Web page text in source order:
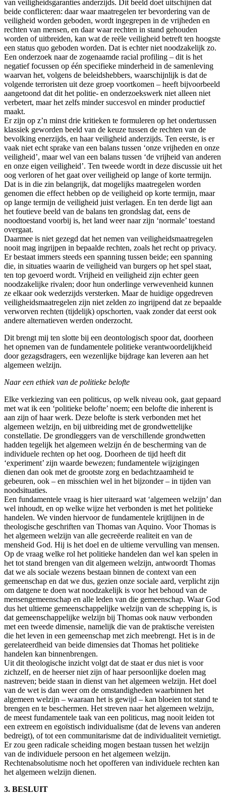
van veiligheidsgaranties anderzijds. Dit beeld doet uitschijnen dat
beide conflicteren: daar waar maatregelen ter bevordering van de
veiligheid worden geboden, wordt ingegrepen in de vrijheden en
rechten van mensen, en daar waar rechten in stand gehouden
worden of uitbreiden, kan wat de reële veiligheid betreft ten hoogste
een status quo geboden worden. Dat is echter niet noodzakelijk zo.
Een onderzoek naar de zogenaamde racial profiling – dit is het
negatief focussen op één specifieke minderheid in de samenleving
waarvan het, volgens de beleidshebbers, waarschijnlijk is dat de
volgende terroristen uit deze groep voortkomen – heeft bijvoorbeeld
aangetoond dat dit het politie- en onderzoekswerk niet alleen niet
verbetert, maar het zelfs minder succesvol en minder productief
maakt.
Er zijn op z’n minst drie kritieken te formuleren op het ondertussen
klassiek geworden beeld van de keuze tussen de rechten van de
bevolking enerzijds, en haar veiligheid anderzijds. Ten eerste, is er
vaak niet echt sprake van een balans tussen ‘onze vrijheden en onze
veiligheid’, maar wel van een balans tussen ‘de vrijheid van anderen
en onze eigen veiligheid’. Ten tweede wordt in deze discussie uit het
oog verloren of het gaat over veiligheid op lange of korte termijn.
Dat is in die zin belangrijk, dat mogelijks maatregelen worden
genomen die effect hebben op de veiligheid op korte termijn, maar
op lange termijn de veiligheid juist verlagen. En ten derde ligt aan
het foutieve beeld van de balans ten grondslag dat, eens de
noodtoestand voorbij is, het land weer naar zijn ‘normale’ toestand
overgaat.
Daarmee is niet gezegd dat het nemen van veiligheidsmaatregelen
nooit mag ingrijpen in bepaalde rechten, zoals het recht op privacy.
Er bestaat immers steeds een spanning tussen beide; een spanning
die, in situaties waarin de veiligheid van burgers op het spel staat,
ten top gevoerd wordt. Vrijheid en veiligheid zijn echter geen
noodzakelijke rivalen; door hun onderlinge verwevenheid kunnen
ze elkaar ook wederzijds versterken. Maar de huidige opgedreven
veiligheidsmaatregelen zijn niet zelden zo ingrijpend dat ze bepaalde
verworven rechten (tijdelijk) opschorten, vaak zonder dat eerst ook
andere alternatieven werden onderzocht.
Dit brengt mij ten slotte bij een deontologisch spoor dat, doorheen
het opnemen van de fundamentele politieke verantwoordelijkheid
door gezagsdragers, een wezenlijke bijdrage kan leveren aan het
algemeen welzijn.
Naar een ethiek van de politieke belofte
Elke verkiezing van een politicus, op welk niveau ook, gaat gepaard
met wat ik een ‘politieke belofte’ noem; een belofte die inherent is
aan zijn of haar werk. Deze belofte is sterk verbonden met het
algemeen welzijn, en bij uitbreiding met de grondwettelijke
constellatie. De grondleggers van de verschillende grondwetten
hadden tegelijk het algemeen welzijn én de bescherming van de
individuele rechten op het oog. Doorheen de tijd heeft dit
‘experiment’ zijn waarde bewezen; fundamentele wijzigingen
dienen dan ook met de grootste zorg en bedachtzaamheid te
gebeuren, ook – en misschien wel in het bijzonder – in tijden van
noodsituaties.
Een fundamentele vraag is hier uiteraard wat ‘algemeen welzijn’ dan
wel inhoudt, en op welke wijze het verbonden is met het politieke
handelen. We vinden hiervoor de fundamentele krijtlijnen in de
theologische geschriften van Thomas van Aquino. Voor Thomas is
het algemeen welzijn van alle gecreëerde realiteit en van de
mensheid God. Hij is het doel en de ultieme vervulling van mensen.
Op de vraag welke rol het politieke handelen dan wel kan spelen in
het tot stand brengen van dit algemeen welzijn, antwoordt Thomas
dat we als sociale wezens bestaan binnen de context van een
gemeenschap en dat we dus, gezien onze sociale aard, verplicht zijn
om datgene te doen wat noodzakelijk is voor het behoud van de
mensengemeenschap en alle leden van die gemeenschap. Waar God
dus het ultieme gemeenschappelijke welzijn van de schepping is, is
dat gemeenschappelijke welzijn bij Thomas ook nauw verbonden
met een tweede dimensie, namelijk die van de praktische vereisten
die het leven in een gemeenschap met zich meebrengt. Het is in de
gerelateerdheid van beide dimensies dat Thomas het politieke
handelen kan binnenbrengen.
Uit dit theologische inzicht volgt dat de staat er dus niet is voor
zichzelf, en de heerser niet zijn of haar persoonlijke doelen mag
nastreven; beide staan in dienst van het algemeen welzijn. Het doel
van de wet is dan weer om de omstandigheden waarbinnen het
algemeen welzijn – waaraan het is gewijd – kan bloeien tot stand te
brengen en te beschermen. Het streven naar het algemeen welzijn,
de meest fundamentele taak van een politicus, mag nooit leiden tot
een extreem en egoïstisch individualisme (dat de levens van anderen
bedreigt), of tot een communitarisme dat de individualiteit vernietigt.
Er zou geen radicale scheiding mogen bestaan tussen het welzijn
van de individuele persoon en het algemeen welzijn.
Rechtenabsolutisme noch het opofferen van individuele rechten kan
het algemeen welzijn dienen.
3. BESLUIT